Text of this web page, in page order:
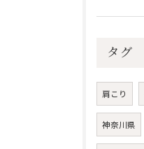
タグ
肩こり
神奈川県